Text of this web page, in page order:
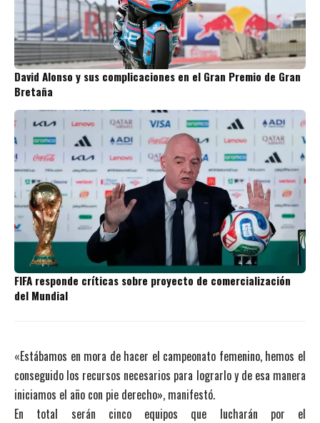
David Alonso y sus complicaciones en el Gran Premio de Gran
Bretaña
FIFA responde críticas sobre proyecto de comercialización
del Mundial
«Estábamos en mora de hacer el campeonato femenino, hemos el
conseguido los recursos necesarios para lograrlo y de esa manera
iniciamos el año con pie derecho», manifestó.
En total serán cinco equipos que lucharán por el